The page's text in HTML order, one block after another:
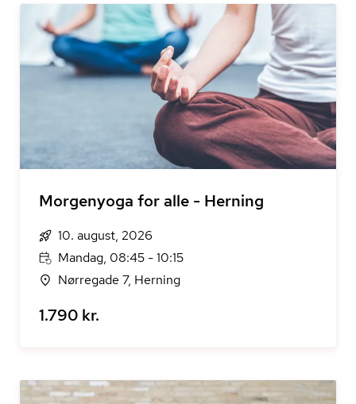
Morgenyoga for alle - Herning
10. august, 2026
Mandag, 08:45 - 10:15
Nørregade 7, Herning
1.790 kr.